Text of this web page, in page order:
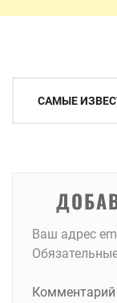
Навигация
САМЫЕ
Ваш адрес
Комментарий